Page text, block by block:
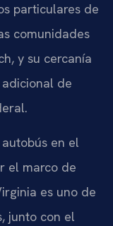
particulares de
comunidades
y su cercanía
de
en el
el marco de
es uno de
junto con el